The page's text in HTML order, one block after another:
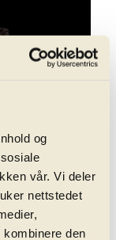
og
vår. Vi deler
nettstedet
den